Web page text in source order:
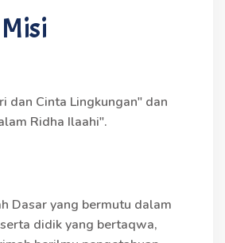
dan Cinta Lingkungan" dan
Ridha Ilaahi".
Dasar yang bermutu dalam
didik yang bertaqwa,